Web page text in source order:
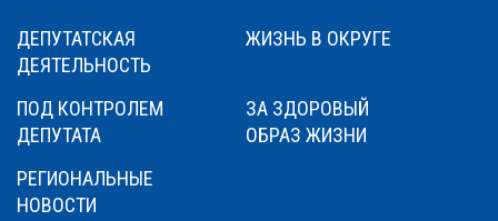
ДЕПУТАТСКАЯ
ДЕЯТЕЛЬНОСТЬ
ЖИЗНЬ В ОКРУГЕ
ПОД КОНТРОЛЕМ
ДЕПУТАТА
ЗА ЗДОРОВЫЙ
ОБРАЗ ЖИЗНИ
РЕГИОНАЛЬНЫЕ
НОВОСТИ